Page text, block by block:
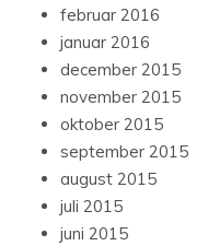
februar 2016
januar 2016
december 2015
november 2015
oktober 2015
september 2015
august 2015
juli 2015
juni 2015